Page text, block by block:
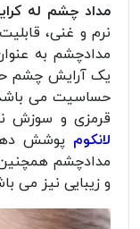
مداد چشم له
نرم و غنی،
مدادچشم به
یک آرایش چشم
حساسیت می
قرمزی و سوزش
لانکوم پوشش
مدادچشم
و زیبایی نیز می